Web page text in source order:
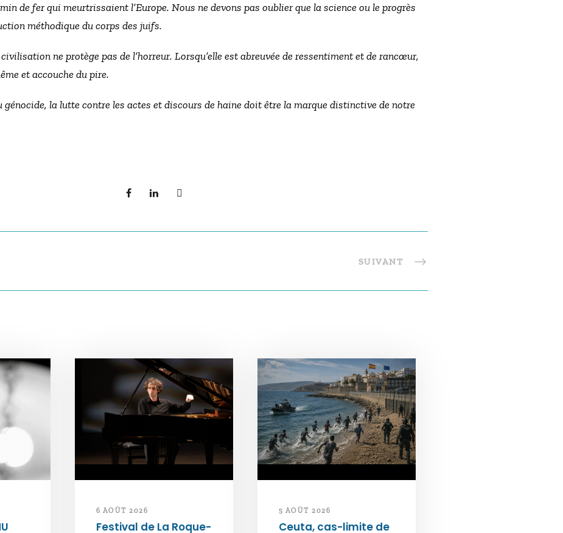
de fer qui meurtrissaient l’Europe. Nous ne devons pas oublier que la science ou le progrès
méthodique du corps des juifs.
ne protège pas de l’horreur. Lorsqu’elle est abreuvée de ressentiment et de rancœur,
et accouche du pire.
génocide, la lutte contre les actes et discours de haine doit être la marque distinctive de notre
SUIVANT
6 AOÛT 2026
Festival de La Roque-
5 AOÛT 2026
Ceuta, cas-limite de